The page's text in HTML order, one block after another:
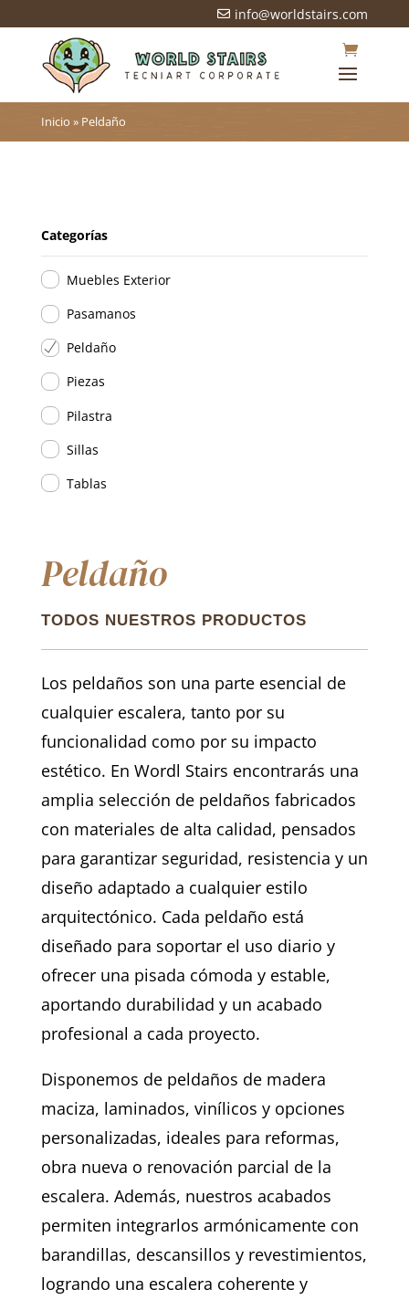
 info@worldstairs.com
Inicio » Peldaño
Categorías
Muebles Exterior
Pasamanos
Peldaño
Piezas
Pilastra
Sillas
Tablas
Peldaño
TODOS NUESTROS PRODUCTOS
Los peldaños son una parte esencial de
cualquier escalera, tanto por su
funcionalidad como por su impacto
estético. En Wordl Stairs encontrarás una
amplia selección de peldaños fabricados
con materiales de alta calidad, pensados
para garantizar seguridad, resistencia y un
diseño adaptado a cualquier estilo
arquitectónico. Cada peldaño está
diseñado para soportar el uso diario y
ofrecer una pisada cómoda y estable,
aportando durabilidad y un acabado
profesional a cada proyecto.
Disponemos de peldaños de madera
maciza, laminados, vinílicos y opciones
personalizadas, ideales para reformas,
obra nueva o renovación parcial de la
escalera. Además, nuestros acabados
permiten integrarlos armónicamente con
barandillas, descansillos y revestimientos,
logrando una escalera coherente y